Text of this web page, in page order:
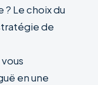
Le choix du
de
en une